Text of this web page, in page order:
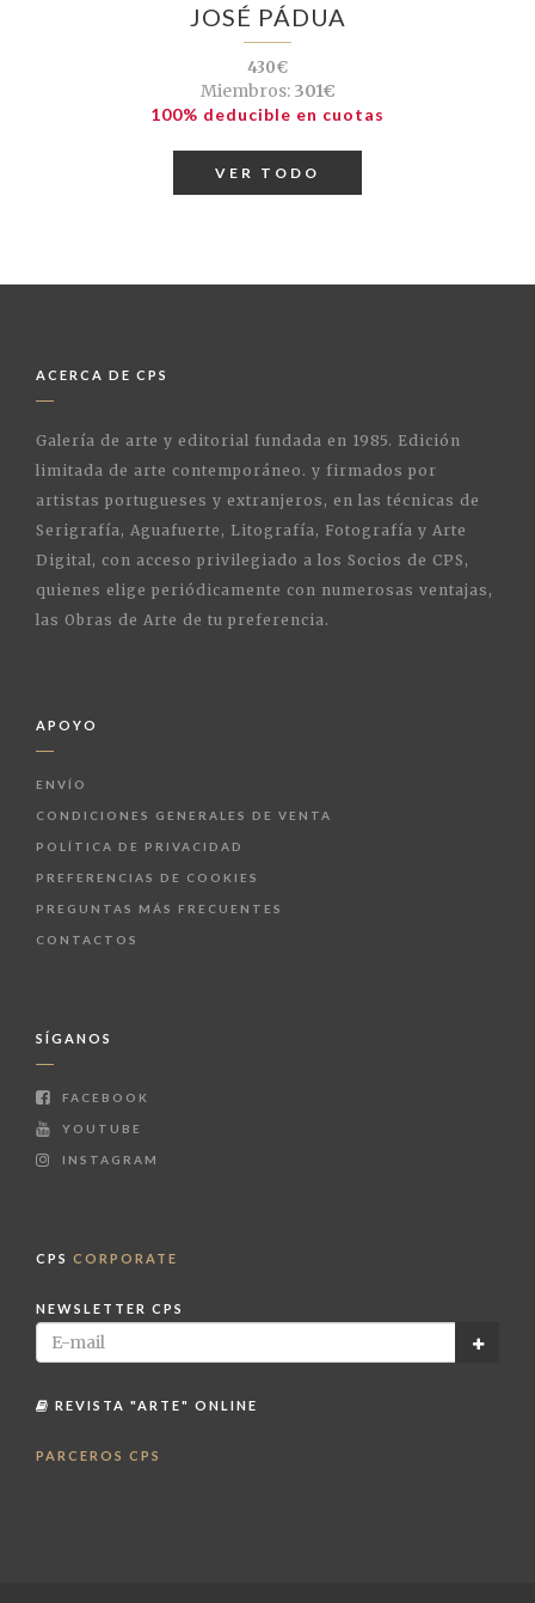
JOSÉ PÁDUA
430€
Miembros:301€
100% deducible en cuotas
VER TODO
ACERCA DE CPS
Galería de arte y editorial fundada en 1985. Edición
limitada de arte contemporáneo. y firmados por
artistas portugueses y extranjeros, en las técnicas de
Serigrafía, Aguafuerte, Litografía, Fotografía y Arte
Digital, con acceso privilegiado a los Socios de CPS,
quienes elige periódicamente con numerosas ventajas,
las Obras de Arte de tu preferencia.
APOYO
ENVÍO
CONDICIONES GENERALES DE VENTA
POLÍTICA DE PRIVACIDAD
PREFERENCIAS DE COOKIES
PREGUNTAS MÁS FRECUENTES
CONTACTOS
SÍGANOS
FACEBOOK
YOUTUBE
INSTAGRAM
CPS CORPORATE
NEWSLETTER CPS
REVISTA "ARTE" ONLINE
PARCEROS CPS